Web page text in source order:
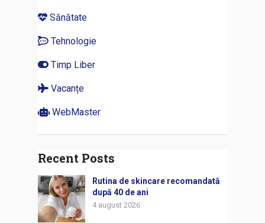
Sănătate
Tehnologie
Timp Liber
Vacanțe
WebMaster
Recent Posts
Rutina de skincare recomandată
după 40 de ani
4 august 2026